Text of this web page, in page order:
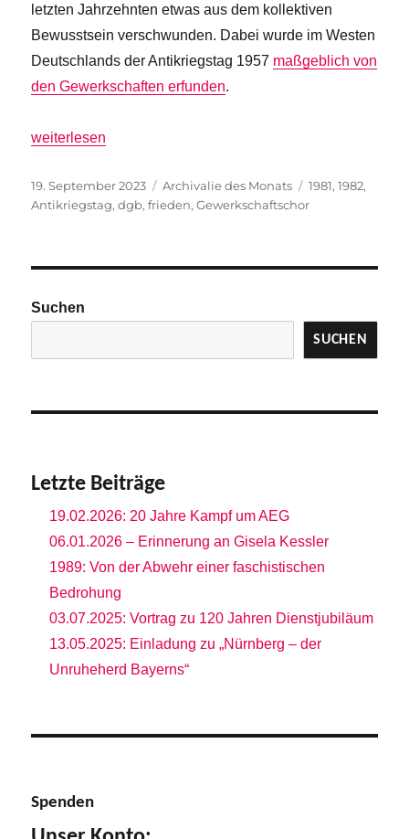
letzten Jahrzehnten etwas aus dem kollektiven
Bewusstsein verschwunden. Dabei wurde im Westen
Deutschlands der Antikriegstag 1957 maßgeblich von
den Gewerkschaften erfunden.
„Antikriegstag vor rund 40 Jahren“
weiterlesen
Veröffentlicht
am
19. September 2023 Kategorien
Archivalie des Monats Schlagwörter
1981,1982,
Antikriegstag,dgb,frieden,Gewerkschaftschor
Suchen
SUCHEN
Letzte Beiträge
19.02.2026: 20 Jahre Kampf um AEG
06.01.2026 – Erinnerung an Gisela Kessler
1989: Von der Abwehr einer faschistischen
Bedrohung
03.07.2025: Vortrag zu 120 Jahren Dienstjubiläum
13.05.2025: Einladung zu „Nürnberg – der
Unruheherd Bayerns“
Spenden